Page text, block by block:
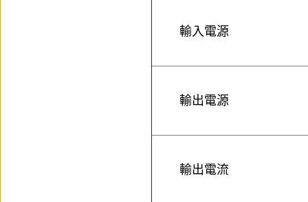
輸入電源
輸出電源
輸出電流